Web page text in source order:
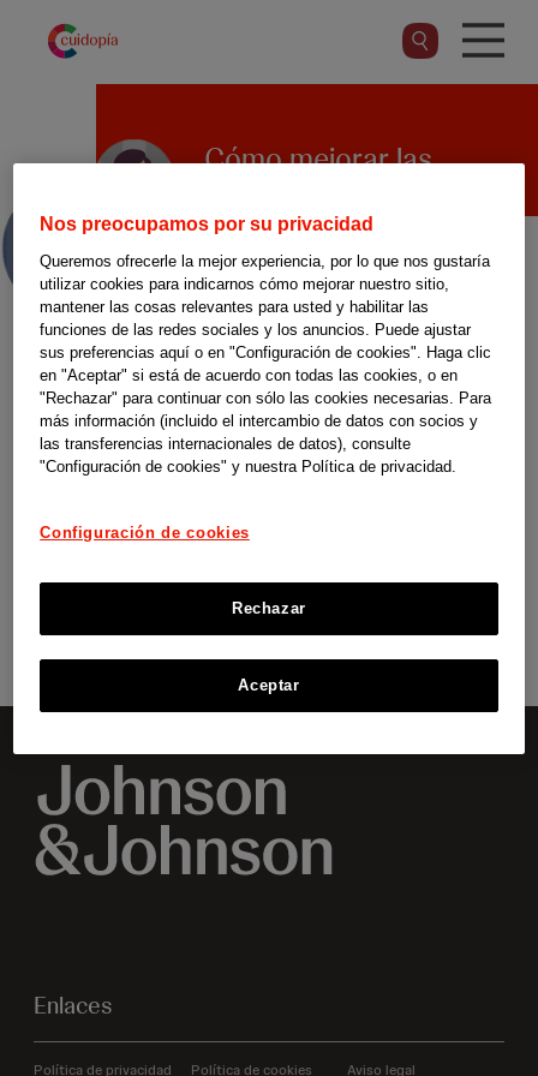
contenido
Cómo mejorar las
El programa Más que abuelos
para fomentar el
envejecimiento activo, ha
realizado este vídeo para el
buen uso de la tecnología y dar
encuentros virtuales.
VER AHORA
Enlaces
Política de privacidad Política de cookies Aviso legal
Nos preocupamos por su privacidad
Queremos ofrecerle la mejor experiencia, por lo que nos gustaría
utilizar cookies para indicarnos cómo mejorar nuestro sitio,
mantener las cosas relevantes para usted y habilitar las
funciones de las redes sociales y los anuncios. Puede ajustar
sus preferencias aquí o en "Configuración de cookies". Haga clic
en "Aceptar" si está de acuerdo con todas las cookies, o en
"Rechazar" para continuar con sólo las cookies necesarias. Para
más información (incluido el intercambio de datos con socios y
las transferencias internacionales de datos), consulte
"Configuración de cookies" y nuestra Política de privacidad.
Configuración de cookies
Rechazar
Aceptar